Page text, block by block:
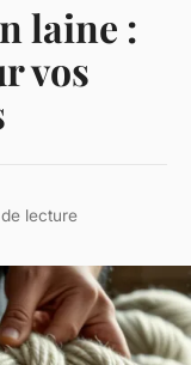
laine :
vos
lecture